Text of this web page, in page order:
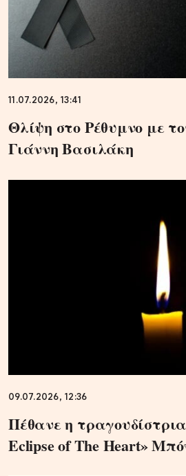
11.07.2026, 13:41
Θλίψη στο Ρέθυμνο με
Γιάννη Βασιλάκη
09.07.2026, 12:36
Πέθανε η
Eclipse of The Heart»